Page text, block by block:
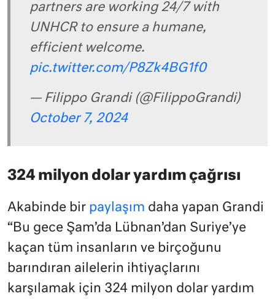
partners are working 24/7 with
UNHCR to ensure a humane,
efficient welcome.
pic.twitter.com/P8Zk4BG1f0
— Filippo Grandi (@FilippoGrandi)
October 7, 2024
324 milyon dolar yardım çağrısı
Akabinde bir paylaşım daha yapan Grandi
“Bu gece Şam’da Lübnan’dan Suriye’ye
kaçan tüm insanların ve birçoğunu
barındıran ailelerin ihtiyaçlarını
karşılamak için 324 milyon dolar yardım